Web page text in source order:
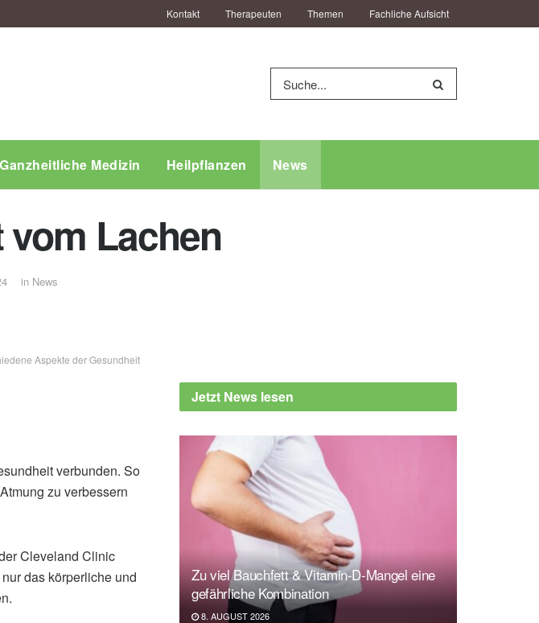
Kontakt Therapeuten Themen Fachliche Aufsicht
Ganzheitliche Medizin Heilpflanzen News
Lachen
in News
Aspekte der Gesundheit
verbunden. So
zu verbessern
Cleveland Clinic
das körperliche und
Jetzt News lesen
Zu viel Bauchfett & Vitamin-D-Mangel eine
gefährliche Kombination
8. AUGUST 2026